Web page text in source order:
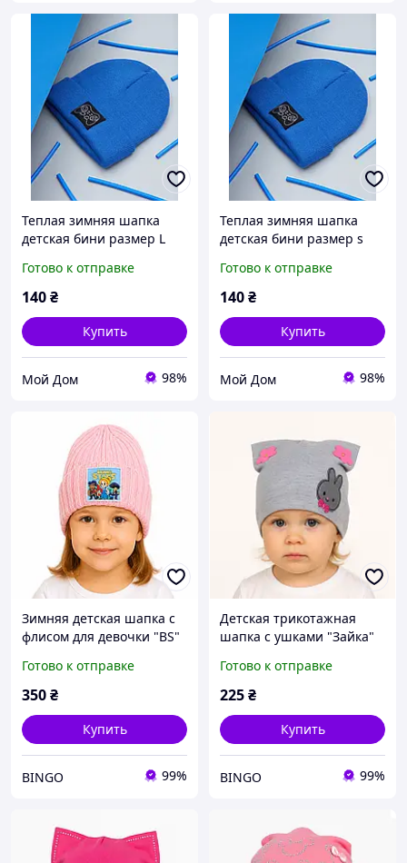
Теплая зимняя шапка
детская бини размер L
Готово к отправке
140₴
Купить
Мой Дом 98%
Теплая зимняя шапка
детская бини размер s
Готово к отправке
140₴
Купить
Мой Дом 98%
Зимняя детская шапка с
флисом для девочки "BS"
Готово к отправке
350₴
Купить
BINGO 99%
Детская трикотажная
шапка с ушками "Зайка"
Готово к отправке
225₴
Купить
BINGO 99%